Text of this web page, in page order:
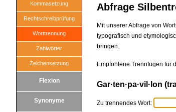
Kommasetzung
Rechtschreibprüfung
Worttrennung
Zahlwörter
Zeichensetzung
Flexion
Synonyme
Abfrage
Mit unserer Abfrage von
typografisch und
bringen.
Empfohlene Trennfugen für
Gar·ten·pa·vil·lon
Zu trennendes Wort: